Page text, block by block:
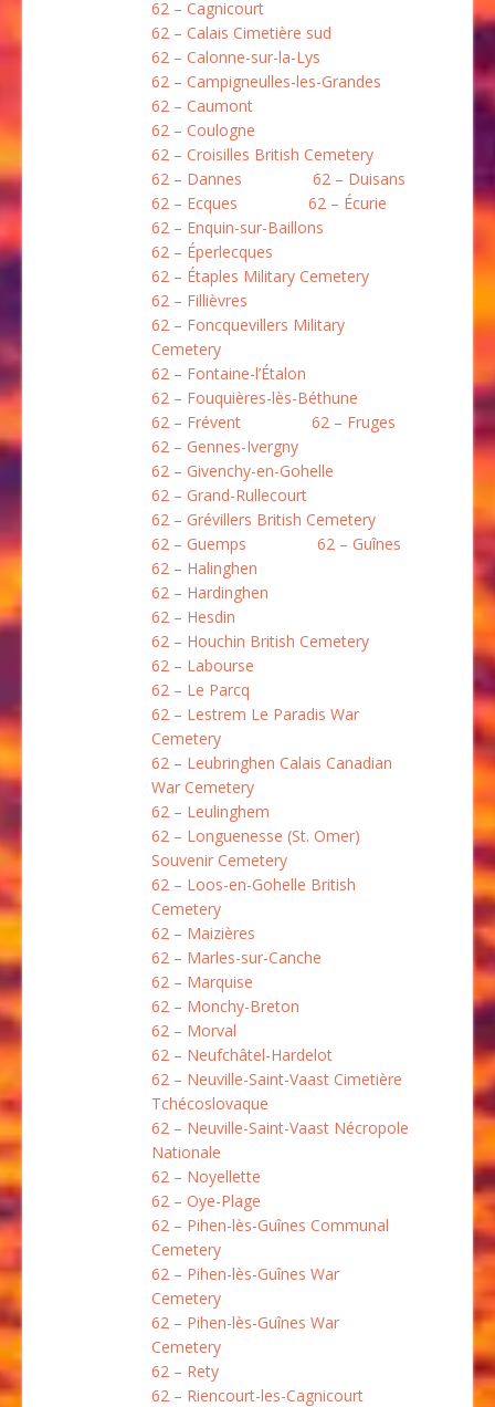
62 – Cagnicourt
62 – Calais Cimetière sud
62 – Calonne-sur-la-Lys
62 – Campigneulles-les-Grandes
62 – Caumont
62 – Coulogne
62 – Croisilles British Cemetery
62 – Dannes
62 – Duisans
62 – Ecques
62 – Écurie
62 – Enquin-sur-Baillons
62 – Éperlecques
62 – Étaples Military Cemetery
62 – Fillièvres
62 – Foncquevillers Military
Cemetery
62 – Fontaine-l’Étalon
62 – Fouquières-lès-Béthune
62 – Frévent
62 – Fruges
62 – Gennes-Ivergny
62 – Givenchy-en-Gohelle
62 – Grand-Rullecourt
62 – Grévillers British Cemetery
62 – Guemps
62 – Guînes
62 – Halinghen
62 – Hardinghen
62 – Hesdin
62 – Houchin British Cemetery
62 – Labourse
62 – Le Parcq
62 – Lestrem Le Paradis War
Cemetery
62 – Leubringhen Calais Canadian
War Cemetery
62 – Leulinghem
62 – Longuenesse (St. Omer)
Souvenir Cemetery
62 – Loos-en-Gohelle British
Cemetery
62 – Maizières
62 – Marles-sur-Canche
62 – Marquise
62 – Monchy-Breton
62 – Morval
62 – Neufchâtel-Hardelot
62 – Neuville-Saint-Vaast Cimetière
Tchécoslovaque
62 – Neuville-Saint-Vaast Nécropole
Nationale
62 – Noyellette
62 – Oye-Plage
62 – Pihen-lès-Guînes Communal
Cemetery
62 – Pihen-lès-Guînes War
Cemetery
62 – Pihen-lès-Guînes War
Cemetery
62 – Rety
62 – Riencourt-les-Cagnicourt